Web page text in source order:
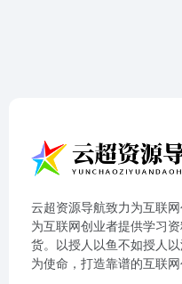
云超资源导航致力为互联
为互联网创业者提供学习
货。以授人以鱼不如授人
为使命，打造靠谱的互联网